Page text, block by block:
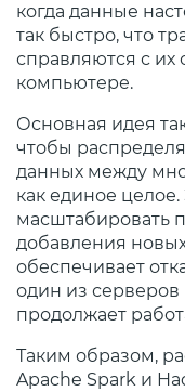
когда данные
так быстро, что
справляются с их
компьютере.
Основная идея
чтобы
данных между
как единое
масштабировать
добавления
обеспечивает
один из серверов
продолжает
Таким образом,
Apache Spark и